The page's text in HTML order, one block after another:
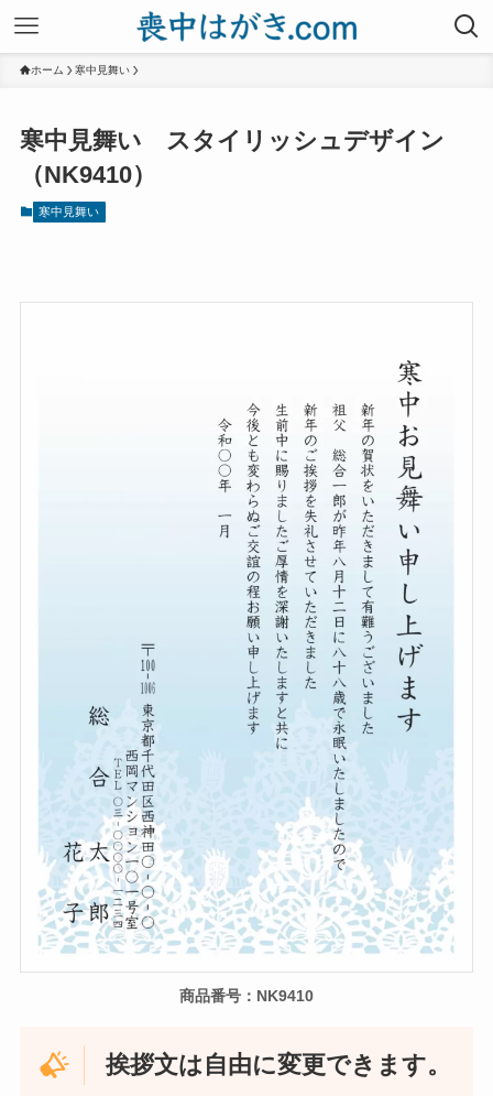
ホーム 寒中見舞い
寒中見舞い スタイリッシュデザイン
（NK9410）
寒中見舞い
商品番号：NK9410
挨拶文は自由に変更できます。